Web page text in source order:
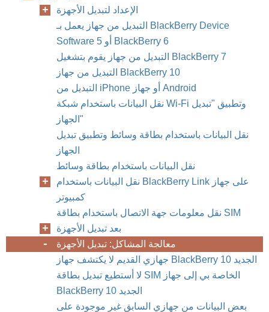
الإعداد لتبديل الأجهزة
التبديل من جهاز يعمل بـ BlackBerry Device
Software 5 أو BlackBerry 6
التبديل من جهاز يقوم بتشغيل BlackBerry 7
التبديل من جهاز BlackBerry 10
التبديل من iPhone أو جهاز Android
نقل البيانات باستخدام شبكة Wi-Fi وتطبيق "تبديل
الجهاز"
نقل البيانات باستخدام بطاقة وسائط وتطبيق تبديل
الجهاز
نقل البيانات باستخدام بطاقة وسائط
نقل البيانات باستخدام BlackBerry Link على جهاز
كمبيوتر
نقل معلومات جهة الاتصال باستخدام بطاقة SIM
بعد تبديل الأجهزة
معالجة المشاكل: تبديل الأجهزة
جهازي القديم لا يكتشف جهاز BlackBerry 10 الجديد
لا أستطيع تبديل بطاقة SIM الخاصة بي إلى جهاز
BlackBerry 10 الجديد
بعض البيانات من جهازي السابق غير موجودة على